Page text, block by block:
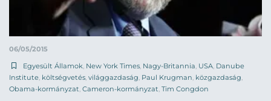
06/05/2015
Egyesült Államok, New York Times, Nagy-Britannia, USA, Danube
Institute, költségvetés, világgazdaság, Paul Krugman, közgazdaság,
Obama-kormányzat, Cameron-kormányzat, Tim Congdon